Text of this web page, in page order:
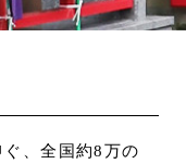
、全国約8万の